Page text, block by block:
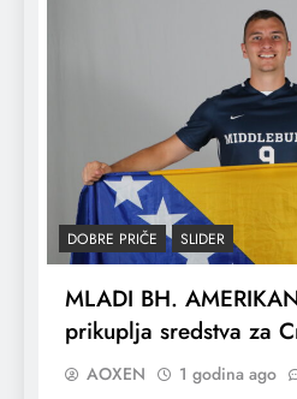
DOBRE PRIČE SLIDER
MLADI BH.
prikuplja sredstva za
AOXEN 1 godina ago